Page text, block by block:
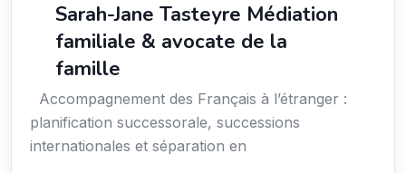
Sarah-Jane Tasteyre Médiation
familiale & avocate de la
famille
Accompagnement des Français à l’étranger :
planification successorale, successions
internationales et séparation en